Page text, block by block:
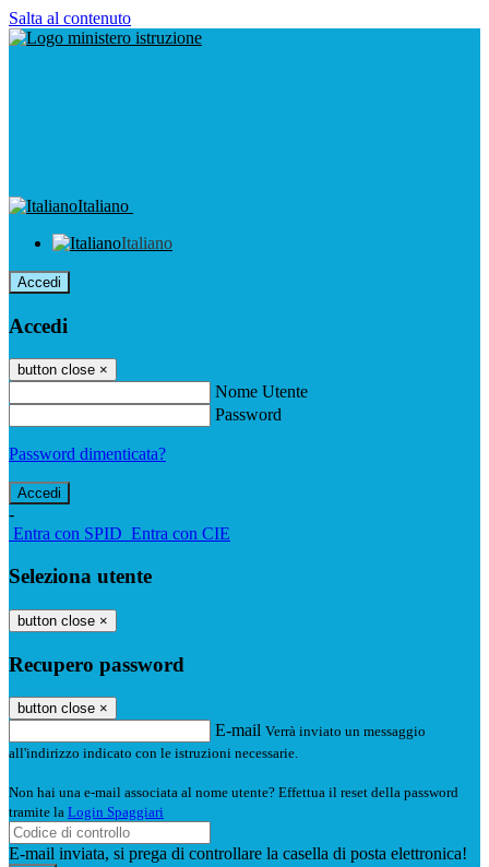
Salta al contenuto
Italiano
Italiano
Accedi
Accedi
button close ×
Nome Utente
Password
Password dimenticata?
-
Entra con SPID Entra con CIE
Seleziona utente
button close ×
Recupero password
button close ×
E-mail Verrà inviato un messaggio
all'indirizzo indicato con le istruzioni necessarie.
Non hai una e-mail associata al nome utente? Effettua il reset della password
tramite la Login Spaggiari
E-mail inviata, si prega di controllare la casella di posta elettronica!